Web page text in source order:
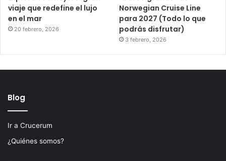
viaje que redefine el lujo
en el mar
20 febrero, 2026
Norwegian Cruise Line
para 2027 (Todo lo que
podrás disfrutar)
3 febrero, 2026
Blog
Ir a Crucerum
¿Quiénes somos?